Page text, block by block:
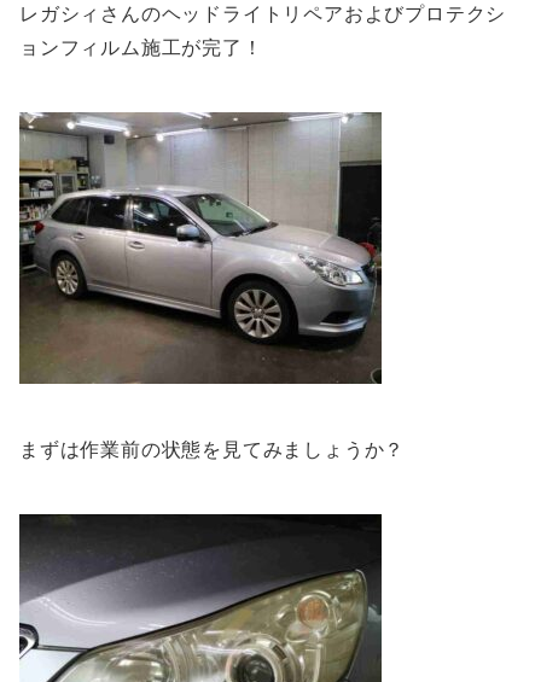
レガシィさんのヘッドライトリペアおよびプロテクシ
ョンフィルム施工が完了！
まずは作業前の状態を見てみましょうか？